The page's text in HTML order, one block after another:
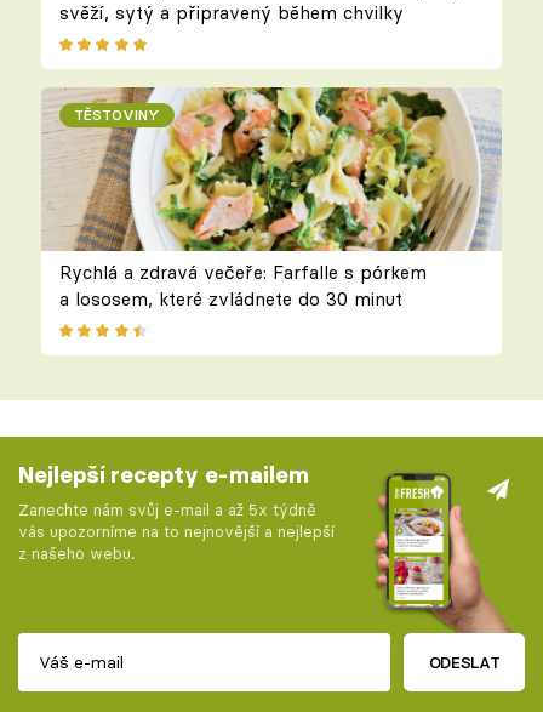
svěží, sytý a připravený během chvilky
TĚSTOVINY
Rychlá a zdravá večeře: Farfalle s pórkem
a lososem, které zvládnete do 30 minut
Nejlepší recepty e-mailem
Zanechte nám svůj e-mail a až 5x týdně
vás upozorníme na to nejnovější a nejlepší
z našeho webu.
ODESLAT